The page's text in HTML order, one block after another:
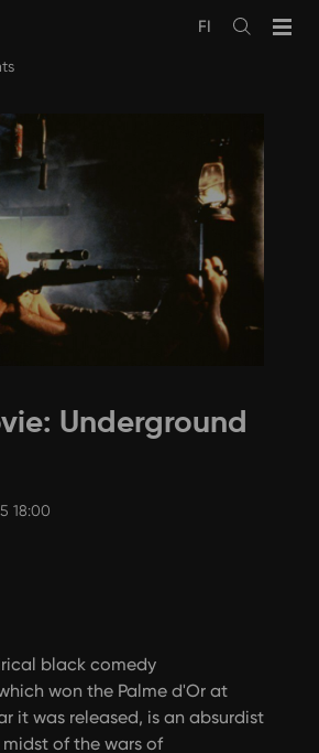
Avaa
FI
Underground
18:00
black comedy
won the Palme d'Or at
it was released, is an absurdist
of the wars of